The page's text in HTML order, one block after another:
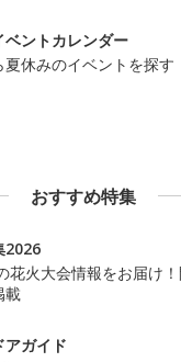
ベントカレンダー
夏休みのイベントを探す
おすすめ特集
2026
花火大会情報をお届け
載
アガイド